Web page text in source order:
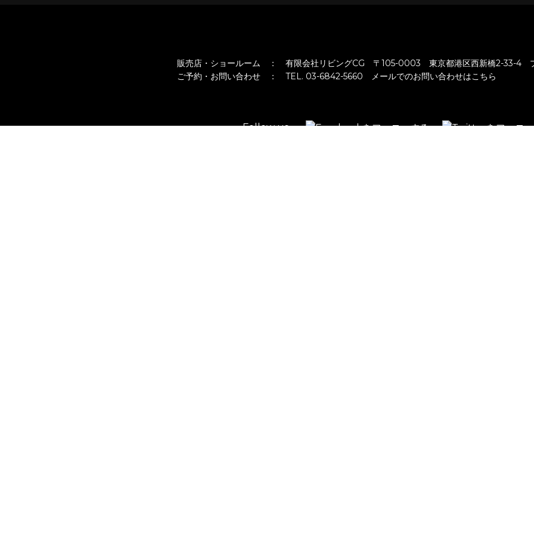
販売店・ショールーム ： 有限会社リビングCG 〒105-0003 東京都港区西新橋2-33-4
ご予約・お問い合わせ ： TEL. 03-6842-5660 メールでのお問い合わせはこちら
Follow us